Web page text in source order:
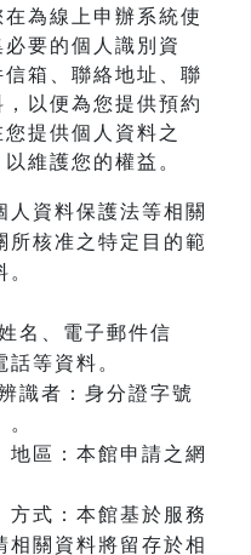
為線上申辦系統使
要的個人識別資
箱、聯絡地址、聯
以便為您提供預約
提供個人資料之
維護您的權益。
人資料保護法等相關
所核准之特定目的範
名、電子郵件信
等資料。
識者：身分證字號
地區：本館申請之網
方式：本館基於服務
相關資料將留存於相